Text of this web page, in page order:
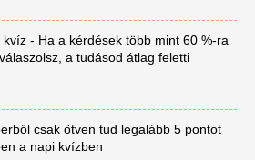
kvíz - Ha a kérdések több mint 60 %-ra
a tudásod átlag feletti
csak ötven tud legalább 5 pontot
a napi kvízben